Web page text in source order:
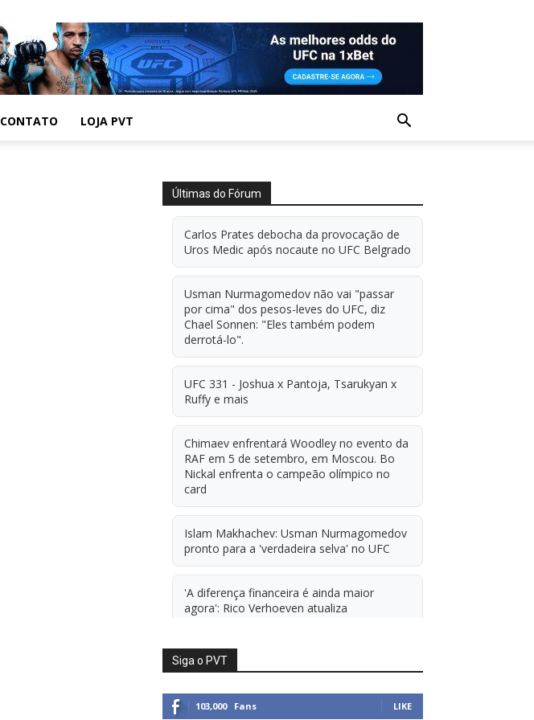
CONTATO LOJA PVT
Últimas do Fórum
Carlos Prates debocha da provocação de
Uros Medic após nocaute no UFC Belgrado
Usman Nurmagomedov não vai "passar
por cima" dos pesos-leves do UFC, diz
Chael Sonnen: "Eles também podem
derrotá-lo".
UFC 331 - Joshua x Pantoja, Tsarukyan x
Ruffy e mais
Chimaev enfrentará Woodley no evento da
RAF em 5 de setembro, em Moscou. Bo
Nickal enfrenta o campeão olímpico no
card
Islam Makhachev: Usman Nurmagomedov
pronto para a 'verdadeira selva' no UFC
'A diferença financeira é ainda maior
agora': Rico Verhoeven atualiza
para Michael Morales simplesmente ficar
sentado esperando. E ainda cutuca Prates
Siga o PVT
103,000 Fans LIKE